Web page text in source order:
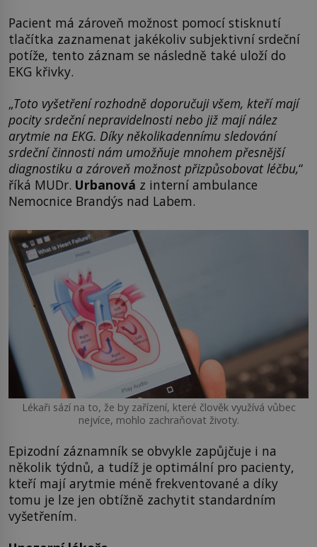
Pacient má zároveň možnost pomocí stisknutí
tlačítka zaznamenat jakékoliv subjektivní srdeční
potíže, tento záznam se následně také uloží do
EKG křivky.
„Toto vyšetření rozhodně doporučuji všem, kteří mají
pocity srdeční nepravidelnosti nebo již mají nález
arytmie na EKG. Díky několikadennímu sledování
srdeční činnosti nám umožňuje mnohem přesnější
diagnostiku a zároveň možnost přizpůsobovat léčbu,“
říká MUDr. Urbanová z interní ambulance
Nemocnice Brandýs nad Labem.
Lékaři sází na to, že by zařízení, které člověk využívá vůbec
nejvíce, mohlo zachraňovat životy.
Epizodní záznamník se obvykle zapůjčuje i na
několik týdnů, a tudíž je optimální pro pacienty,
kteří mají arytmie méně frekventované a díky
tomu je lze jen obtížně zachytit standardním
vyšetřením.